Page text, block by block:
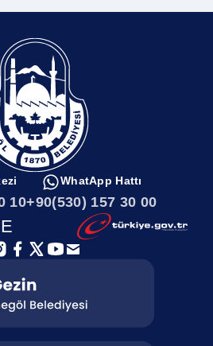
10
WhatApp Hattı
+90(530) 157 30 00